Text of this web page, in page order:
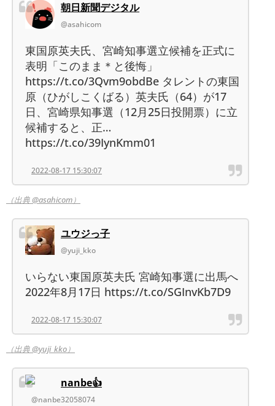
朝日新聞デジタル
@asahicom
東国原英夫氏、宮崎知事選立候補を正式に
表明「このまま＊と後悔」
https://t.co/3Qvm9obdBe タレントの東国
原（ひがしこくばる）英夫氏（64）が17
日、宮崎県知事選（12月25日投開票）に立
候補すると、正…
https://t.co/39IynKmm01
2022-08-17 15:30:07
（出典 @asahicom）
ユウジっ子
@yuji_kko
いらない東国原英夫氏 宮崎知事選に出馬へ
2022年8月17日 https://t.co/SGInvKb7D9
2022-08-17 15:30:07
（出典 @yuji_kko）
nanbe👍
@nanbe32058074